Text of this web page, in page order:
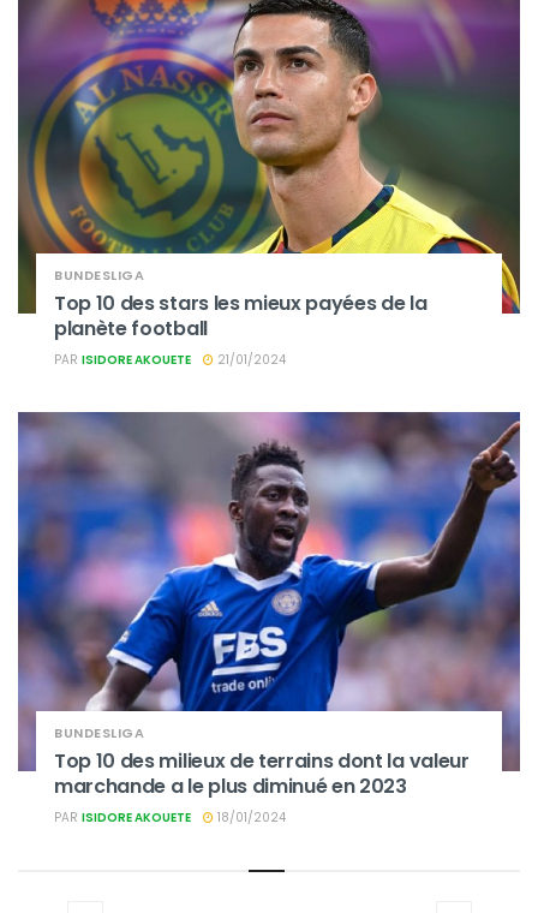
BUNDESLIGA
Top 10 des stars les mieux payées de la
planète football
PAR ISIDORE AKOUETE 21/01/2024
BUNDESLIGA
Top 10 des milieux de terrains dont la valeur
marchande a le plus diminué en 2023
PAR ISIDORE AKOUETE 18/01/2024